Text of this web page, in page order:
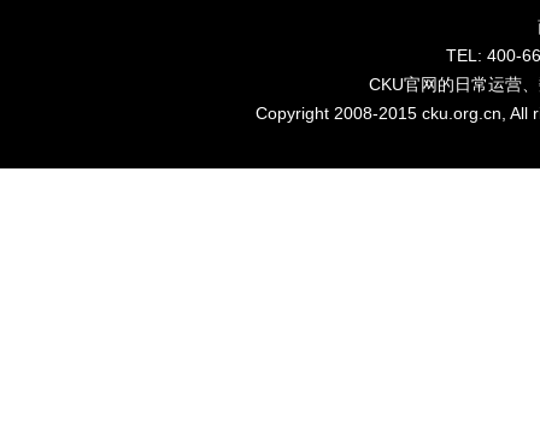
TEL: 400-
CKU官网的日常运营
Copyright 2008-2015 cku.org.cn,